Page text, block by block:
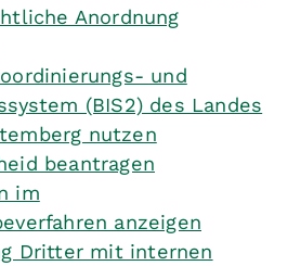
Anordnung
und
(BIS2) des Landes
nutzen
beantragen
im
anzeigen
Dritter mit internen